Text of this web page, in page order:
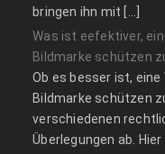
bringen ihn mit […]
Was ist eefektiver,
Bildmarke schützen
Ob es besser ist,
Bildmarke schützen
verschiedenen
Überlegungen ab.